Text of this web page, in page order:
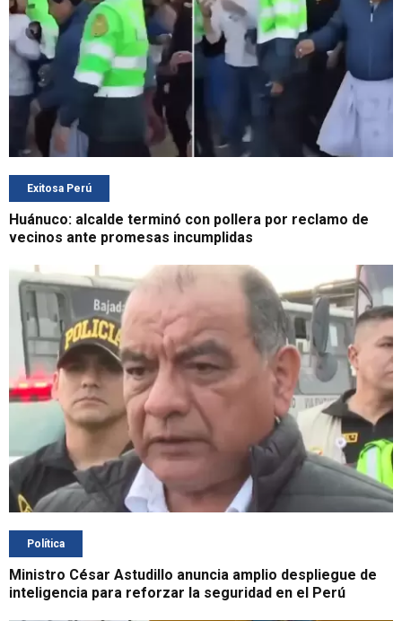
Exitosa Perú
Huánuco: alcalde terminó con pollera por reclamo de
vecinos ante promesas incumplidas
Política
Ministro César Astudillo anuncia amplio despliegue de
inteligencia para reforzar la seguridad en el Perú